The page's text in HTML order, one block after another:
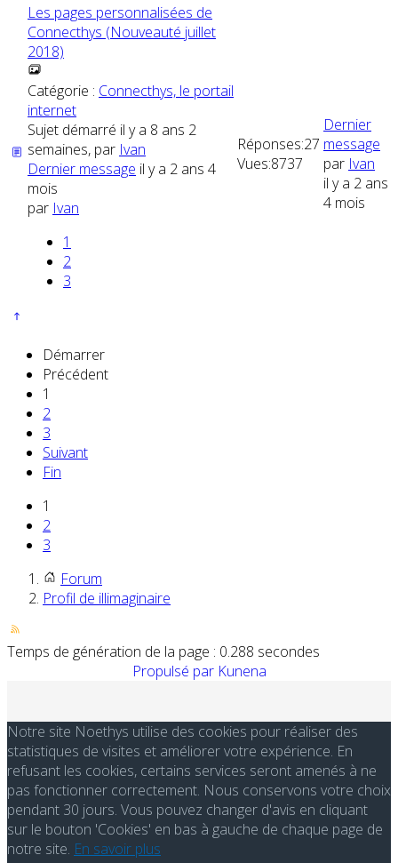
Les pages personnalisées de
Connecthys (Nouveauté juillet
2018)
Catégorie : Connecthys, le portail
internet
Sujet démarré il y a 8 ans 2
semaines, par Ivan
Dernier message il y a 2 ans 4
mois
par Ivan
1
2
3
Réponses:27
Vues:8737
Dernier
message
par Ivan
il y a 2 ans
4 mois
Démarrer
Précédent
1
2
3
Suivant
Fin
1
2
3
Forum
Profil de illimaginaire
Temps de génération de la page : 0.288 secondes
Propulsé par Kunena
Notre site Noethys utilise des cookies pour réaliser des
statistiques de visites et améliorer votre expérience. En
refusant les cookies, certains services seront amenés à ne
pas fonctionner correctement. Nous conservons votre choix
pendant 30 jours. Vous pouvez changer d'avis en cliquant
sur le bouton 'Cookies' en bas à gauche de chaque page de
notre site. En savoir plus